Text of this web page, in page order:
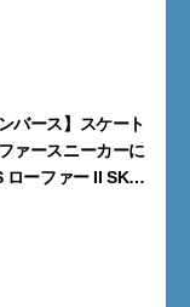
バース】スケート
ァースニーカーに
ローファー II SK」